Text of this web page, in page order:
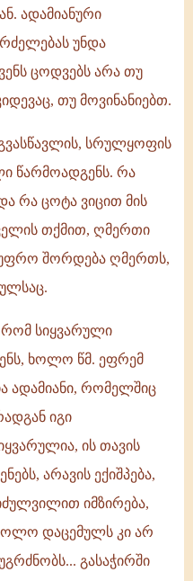
ადამიანური
უნდა
ცოდვებს არა თუ
თუ მოვინანიებთ.
სრულყოფის
წარმოადგენს. რა
რა ცოტა ვიცით მის
თქმით, ღმერთი
უფრო შორდება ღმერთს,
რომ სიყვარული
ხოლო წმ. ეფრემ
ადამიანი, რომელშიც
იგი
ის თავის
არავის ექიშპება,
იმზირება,
ხოლო დაცემულს კი არ
გასაჭირში